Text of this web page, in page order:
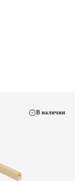
В наличии